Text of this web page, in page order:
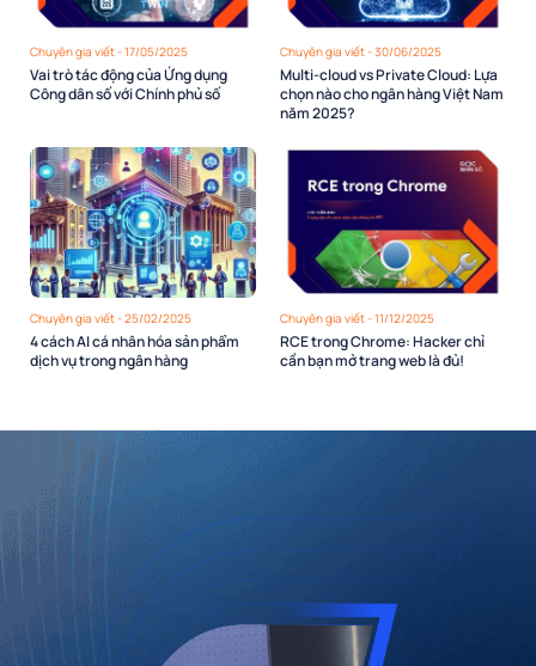
Chuyên gia viết - 17/05/2025
Vai trò tác động của Ứng dụng
Công dân số với Chính phủ số
Chuyên gia viết - 30/06/2025
Multi-cloud vs Private Cloud: Lựa
chọn nào cho ngân hàng Việt Nam
năm 2025?
Chuyên gia viết - 25/02/2025
4 cách AI cá nhân hóa sản phẩm
dịch vụ trong ngân hàng
Chuyên gia viết - 11/12/2025
RCE trong Chrome: Hacker chỉ
cần bạn mở trang web là đủ!